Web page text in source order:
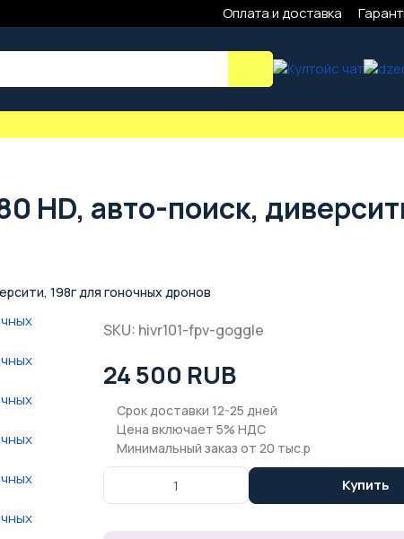
Оплата и доставка
HD, авто-поиск,
198г для гоночных дронов
SKU: hivr101-fpv-goggle
24 500 RUB
Срок доставки 12-25 дней
Цена включает 5% НДС
Минимальный заказ от 20 тыс.р
Купить